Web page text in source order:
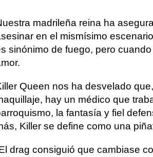
madrileña reina ha
en el mismísimo
sinónimo de fuego, pero
Queen nos ha desvelado
hay un médico que
la fantasía y fiel
Killer se define como una
drag consiguió que cambiase